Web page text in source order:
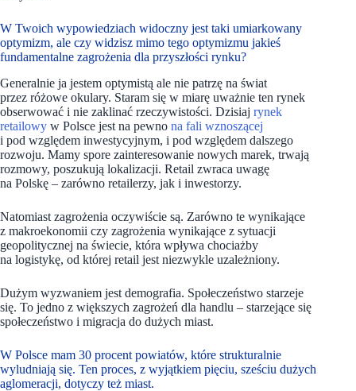
W Twoich wypowiedziach widoczny jest taki umiarkowany
optymizm, ale czy widzisz mimo tego optymizmu jakieś
fundamentalne zagrożenia dla przyszłości rynku?
Generalnie ja jestem optymistą ale nie patrzę na świat
przez różowe okulary. Staram się w miarę uważnie ten rynek
obserwować i nie zaklinać rzeczywistości. Dzisiaj rynek
retailowy w Polsce jest na pewno na fali wznoszącej
i pod względem inwestycyjnym, i pod względem dalszego
rozwoju. Mamy spore zainteresowanie nowych marek, trwają
rozmowy, poszukują lokalizacji. Retail zwraca uwagę
na Polskę – zarówno retailerzy, jak i inwestorzy.
Natomiast zagrożenia oczywiście są. Zarówno te wynikające
z makroekonomii czy zagrożenia wynikające z sytuacji
geopolitycznej na świecie, która wpływa chociażby
na logistykę, od której retail jest niezwykle uzależniony.
Dużym wyzwaniem jest demografia. Społeczeństwo starzeje
się. To jedno z większych zagrożeń dla handlu – starzejące się
społeczeństwo i migracja do dużych miast.
W Polsce mam 30 procent powiatów, które strukturalnie
wyludniają się. Ten proces, z wyjątkiem pięciu, sześciu dużych
aglomeracji, dotyczy też miast.